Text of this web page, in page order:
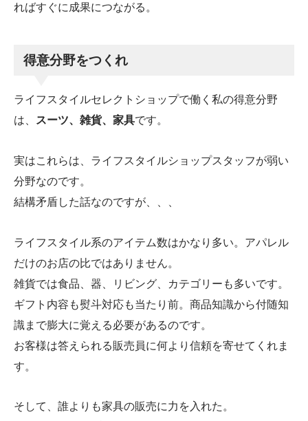
ればすぐに成果につながる。
得意分野をつくれ
ライフスタイルセレクトショップで働く私の得意分野
は、 スーツ、雑貨、家具です。
実はこれらは、ライフスタイルショップスタッフが弱い
分野なのです。
結構矛盾した話なのですが、、、
ライフスタイル系のアイテム数はかなり多い。アパレル
だけのお店の比ではありません。
雑貨では食品、器、リビング、カテゴリーも多いです。
ギフト内容も熨斗対応も当たり前。商品知識から付随知
識まで膨大に覚える必要があるのです。
お客様は答えられる販売員に何より信頼を寄せてくれま
す。
そして、誰よりも家具の販売に力を入れた。